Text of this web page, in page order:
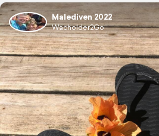
Malediven 2022
Wacholder2Go